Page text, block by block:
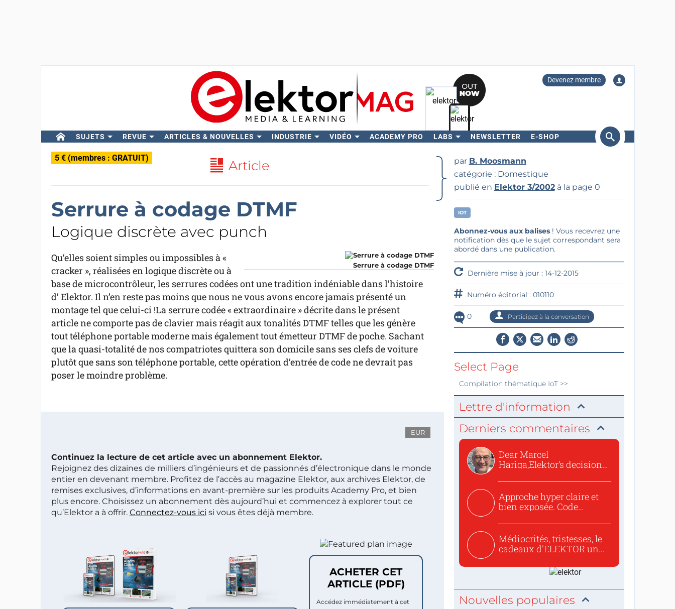
Devenez membre
SUJETS REVUE ARTICLES & NOUVELLES INDUSTRIE VIDÉO ACADEMY PRO LABS NEWSLETTER E-SHOP
Rechercher
5 € (membres : GRATUIT) Article
Serrure à codage DTMF
Logique discrète avec punch
Serrure à codage DTMF
Qu’elles soient simples ou impossibles à «
cracker », réalisées en logique discrète ou à
base de microcontrôleur, les serrures codées ont une tradition indéniable dans l’histoire
d’ Elektor. Il n’en reste pas moins que nous ne vous avons encore jamais présenté un
montage tel que celui-ci !La serrure codée « extraordinaire » décrite dans le présent
article ne comporte pas de clavier mais réagit aux tonalités DTMF telles que les génère
tout téléphone portable moderne mais également tout émetteur DTMF de poche. Sachant
que la quasi-totalité de nos compatriotes quittera son domicile sans ses clefs de voiture
plutôt que sans son téléphone portable, cette opération d’entrée de code ne devrait pas
poser le moindre problème.
EUR
Continuez la lecture de cet article avec un abonnement Elektor.
Rejoignez des dizaines de milliers d’ingénieurs et de passionnés d’électronique dans le monde
entier en devenant membre. Profitez de l’accès au magazine Elektor, aux archives Elektor, de
remises exclusives, d’informations en avant-première sur les produits Academy Pro, et bien
plus encore. Choisissez un abonnement dès aujourd’hui et commencez à explorer tout ce
qu’Elektor a à offrir. Connectez-vous ici si vous êtes déjà membre.
ACHETER CET
ARTICLE (PDF)
Accédez immédiatement à cet
par B. Moosmann
catégorie : Domestique
publié en Elektor 3/2002à la page 0
IOT
Abonnez-vous aux balises! Vous recevrez une
notification dès que le sujet correspondant sera
abordé dans une publication.
Dernière mise à jour : 14-12-2015
Numéro éditorial : 010110
0 Participez à la conversation
Select Page
Compilation thématique IoT>>
Lettre d'information
Derniers commentaires
Dear Marcel
Hariga,Elektor’s decision
Approche hyper claire et
bien exposée. Code
Médiocrités, tristesses, le
cadeaux d'ELEKTOR un
Nouvelles populaires